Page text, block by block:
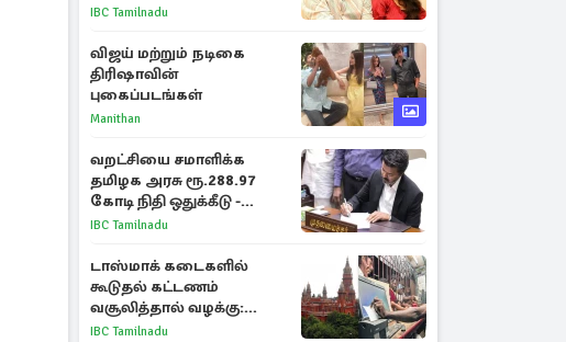
IBC Tamilnadu
விஜய் மற்றும் நடிகை
திரிஷாவின்
புகைப்படங்கள்
Manithan
வறட்சியை சமாளிக்க
தமிழக அரசு ரூ.288.97
கோடி நிதி ஒதுக்கீடு -
வெளியான அரசாணை
IBC Tamilnadu
டாஸ்மாக் கடைகளில்
கூடுதல் கட்டணம்
வசூலித்தால் வழக்கு:
சென்னை உயர்நீதிமன்றம்
IBC Tamilnadu